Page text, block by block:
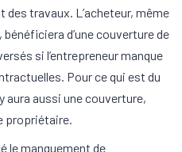
travaux. L’acheteur, même
d’une couverture de
si l’entrepreneur manque
Pour ce qui est du
aura aussi une couverture,
propriétaire.
le manquement de